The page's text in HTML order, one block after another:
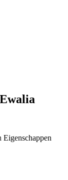
Eigenschappen